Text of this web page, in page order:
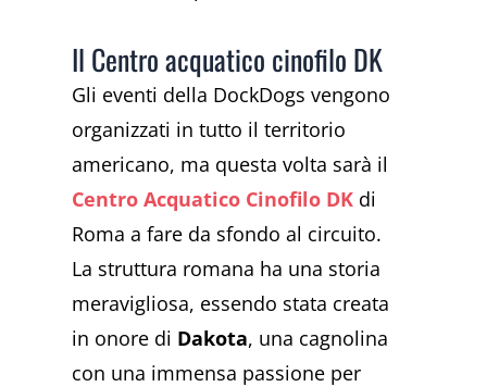
Il Centro acquatico cinofilo DK
Gli eventi della DockDogs vengono
organizzati in tutto il territorio
americano, ma questa volta sarà il
Centro Acquatico Cinofilo DK di
Roma a fare da sfondo al circuito.
La struttura romana ha una storia
meravigliosa, essendo stata creata
in onore di Dakota, una cagnolina
con una immensa passione per